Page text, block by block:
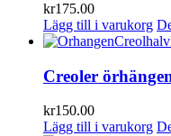
kr175.00
Lägg till i varukorg
Creoler
kr150.00
Lägg till i varukorg